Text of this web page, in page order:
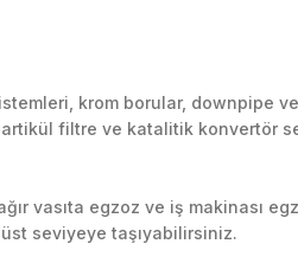
krom borular, downpipe
filtre ve katalitik konvertör
vasıta egzoz ve iş makinası
üst seviyeye taşıyabilirsiniz.